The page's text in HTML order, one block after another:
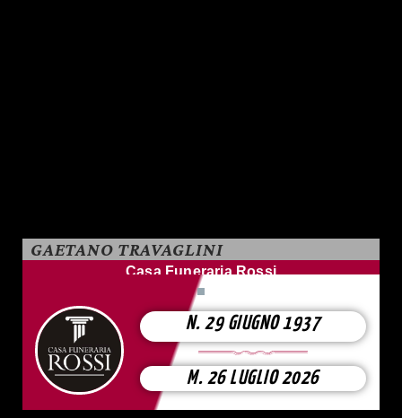
Casa Funeraria Rossi
GAETANO TRAVAGLINI
N. 29 GIUGNO 1937
M. 26 LUGLIO 2026